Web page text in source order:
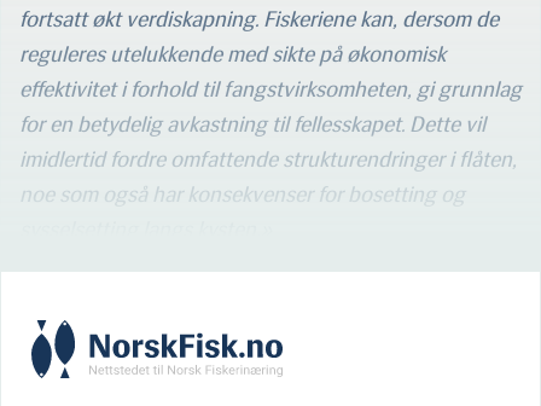
fortsatt økt verdiskapning. Fiskeriene kan, dersom de
reguleres utelukkende med sikte på økonomisk
effektivitet i forhold til fangstvirksomheten, gi grunnlag
for en betydelig avkastning til fellesskapet. Dette vil
imidlertid fordre omfattende strukturendringer i flåten,
noe som også har konsekvenser for bosetting og